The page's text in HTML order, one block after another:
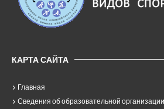
КАРТА САЙТА
Главная
Сведения об образовательной организации